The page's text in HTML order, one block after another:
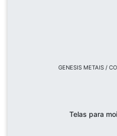
GENESIS METAIS /
Telas para